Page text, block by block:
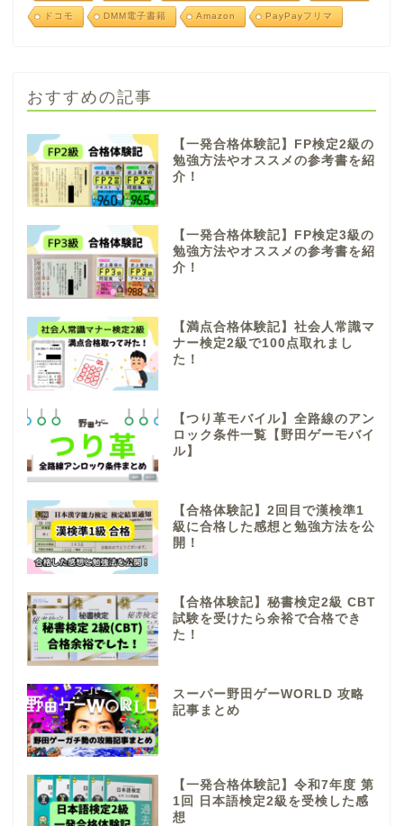
ドコモ DMM電子書籍 Amazon PayPayフリマ
おすすめの記事
【一発合格体験記】FP検定2級の
勉強方法やオススメの参考書を紹
介！
【一発合格体験記】FP検定3級の
勉強方法やオススメの参考書を紹
介！
【満点合格体験記】社会人常識マ
ナー検定2級で100点取れまし
た！
【つり革モバイル】全路線のアン
ロック条件一覧【野田ゲーモバイ
ル】
【合格体験記】2回目で漢検準1
級に合格した感想と勉強方法を公
開！
【合格体験記】秘書検定2級 CBT
試験を受けたら余裕で合格でき
た！
スーパー野田ゲーWORLD 攻略
記事まとめ
【一発合格体験記】令和7年度 第
1回 日本語検定2級を受検した感
想